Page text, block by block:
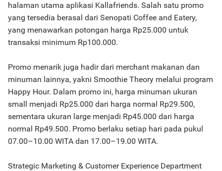
halaman utama aplikasi Kallafriends. Salah satu promo
yang tersedia berasal dari Senopati Coffee and Eatery,
yang menawarkan potongan harga Rp25.000 untuk
transaksi minimum Rp100.000.
Promo menarik juga hadir dari merchant makanan dan
minuman lainnya, yakni Smoothie Theory melalui program
Happy Hour. Dalam promo ini, harga minuman ukuran
small menjadi Rp25.000 dari harga normal Rp29.500,
sementara ukuran large menjadi Rp45.000 dari harga
normal Rp49.500. Promo berlaku setiap hari pada pukul
07.00–10.00 WITA dan 17.00–19.00 WITA.
Strategic Marketing & Customer Experience Department